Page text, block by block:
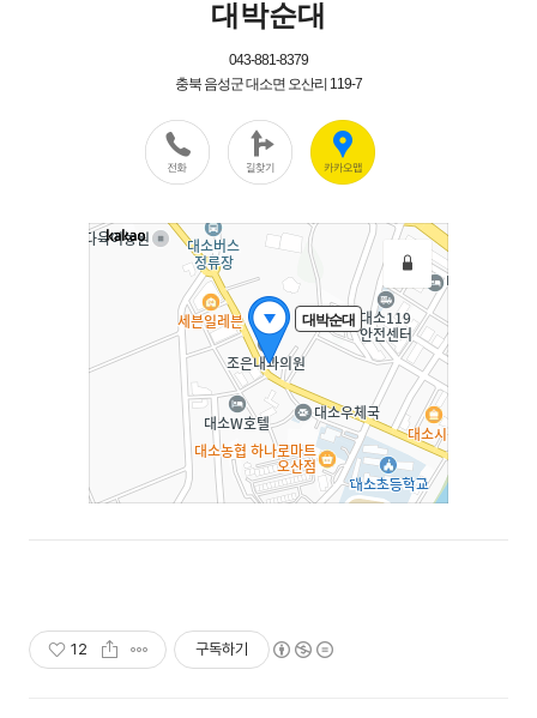
12 구독하기